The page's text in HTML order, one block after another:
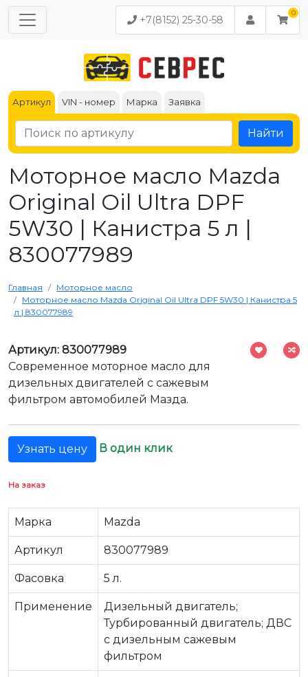
+7(8152) 25-30-58
Артикул VIN - номер Марка Заявка
Найти
Моторное масло Mazda
Original Oil Ultra DPF
5W30 | Канистра 5 л |
830077989
Главная
Моторное масло
Моторное масло Mazda Original Oil Ultra DPF 5W30 | Канистра 5
л | 830077989
Артикул: 830077989
Современное моторное масло для
дизельных двигателей с сажевым
фильтром автомобилей Мазда.
Узнать цену В один клик
На заказ
Марка Mazda
Артикул 830077989
Фасовка 5 л.
Применение
Дизельный двигатель;
Турбированный двигатель; ДВС
c дизельным сажевым
фильтром